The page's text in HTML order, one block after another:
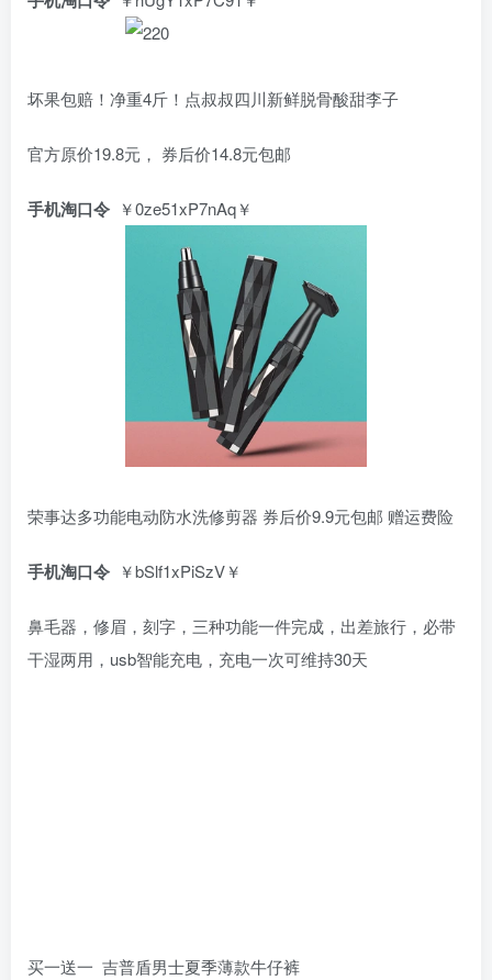
坏果包赔！净重4斤！点叔叔四川新鲜脱骨酸甜李子
官方原价19.8元， 券后价14.8元包邮
手机淘口令 ￥0ze51xP7nAq￥
荣事达多功能电动防水洗修剪器 券后价9.9元包邮 赠运费险
手机淘口令 ￥bSlf1xPiSzV￥
鼻毛器，修眉，刻字，三种功能一件完成，出差旅行，必带
干湿两用，usb智能充电，充电一次可维持30天
买一送一 吉普盾男士夏季薄款牛仔裤